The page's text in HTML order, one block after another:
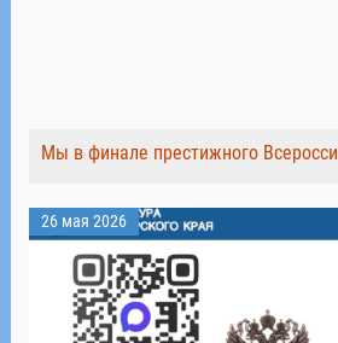
Мы в финале престижного
26 мая 2026